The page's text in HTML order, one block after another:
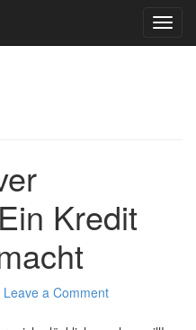
Kredit
Leave a Comment